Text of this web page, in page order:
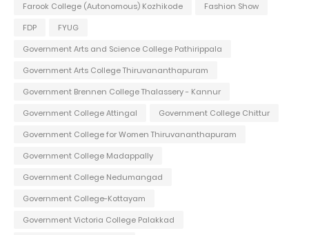
Farook College (Autonomous) Kozhikode
Fashion Show
FDP
FYUG
Government Arts and Science College Pathirippala
Government Arts College Thiruvananthapuram
Government Brennen College Thalassery - Kannur
Government College Attingal
Government College Chittur
Government College for Women Thiruvananthapuram
Government College Madappally
Government College Nedumangad
Government College-Kottayam
Government Victoria College Palakkad